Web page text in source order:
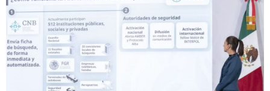
Editorial
Nacional
Colaboradores